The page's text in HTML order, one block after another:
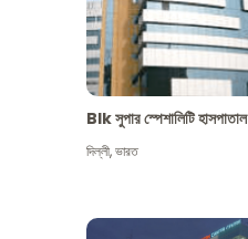
Blk সুপার স্পেশালিটি হাসপাতাল
দিল্লী,ভারত